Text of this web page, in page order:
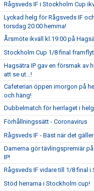
Rågsveds IF i Stockholm Cup
Lyckad helg för Rågsveds IF
torsdag 20.00 hemma!
Årsmöte ikväll kl.19:00 på
Stockholm Cup 1/8 final
Hagsätra IP gav en försmak av
att se ut...!
Cafeterian öppen imorgon på
och häng!
Dubbelmatch för herrlaget i
Förhållningssätt - Coronavirus
Rågsveds IF - Bäst när det
Damerna gör tävlingspremiär
IP!
Rågsveds IF vidare till 1/8 final i
Stöd herrarna i Stockholm cup!